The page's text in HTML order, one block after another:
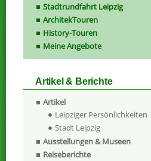
Stadtrundfahrt Leipzig
ArchitekTouren
History-Touren
Meine Angebote
Artikel & Berichte
Artikel
Leipziger Persönlichkeiten
Stadt Leipzig
Ausstellungen & Museen
Reiseberichte